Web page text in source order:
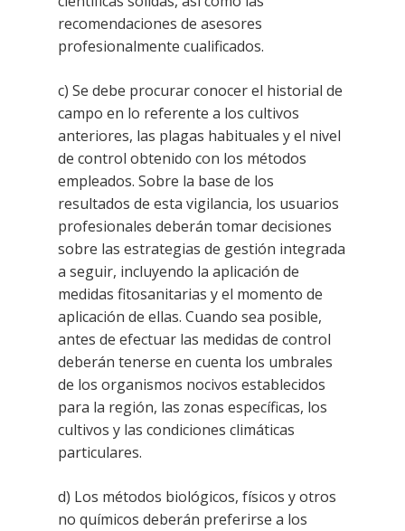
recomendaciones de asesores
profesionalmente cualificados.
c) Se debe procurar conocer el historial de
campo en lo referente a los cultivos
anteriores, las plagas habituales yel nivel
de control obtenido con los métodos
empleados. Sobre la base de los
resultados de esta vigilancia, los usuarios
profesionales deberán tomar decisiones
sobre las estrategias de gestión integrada
a seguir, incluyendo la aplicación de
medidas fitosanitarias y el momento de
aplicación de ellas. Cuando sea posible,
antes de efectuar las medidas de control
deberán tenerse en cuenta los umbrales
de los organismos nocivos establecidos
para la región, las zonas específicas, los
cultivos y las condiciones climáticas
particulares.
d) Los métodos biológicos, físicos y otros
no químicos deberán preferirse a los